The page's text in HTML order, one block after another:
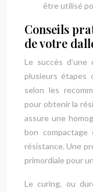
être utilisé
Conseils
de votre
Le succès
plusieurs étapes
selon les
pour obtenir la
assure une
bon compactage
résistance. Une
primordiale pour
Le curing, ou